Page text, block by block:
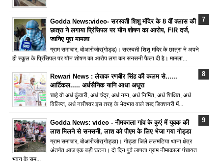
Godda News:video- सरस्वती शिशु मंदिर के 8 वीं क्लास की
छात्रा ने लगाया प्रिंसिपल पर यौन शोषण का आरोप, FIR दर्ज,
जानिए पूरा मामला
ग्राम समाचार, बोआरीजोर(गोड्ड)। सरस्वती शिशु मंदिर के छात्रा ने अपने
ही स्कूल के प्रिंसिपल पर यौन शोषण का आरोप लगा कर सनसनी फैला दी है। मामला...
Rewari News : लेखक रणबीर सिंह की कलम से......
आर्टिकल..... अर्धसैनिक यानि आधा अधूरा
चाहे वो अर्ध कुंवारी, अर्ध चंद्र, अर्ध नग्न, अर्ध निर्मित, अर्ध शिक्षित, अर्ध
विलिप्त, अर्ध नारीश्वर इस तरह के भेदभाव वाले शब्द डिक्शनरी में...
Godda News: video - नीमकाला गांव के कुएं में युवक की
लाश मिलने से सनसनी, लाश को पीएम के लिए भेजा गया गोड्डा
ग्राम समाचार, बोआरीजोर(गोड्डा)। गोड्डा जिले ललमटिया थाना क्षेत्र
अंतर्गत आज एक बड़ी घटना। दो दिन पुर्व लापता ग्राम नीमाकाला पंचायत
भवन के सम...